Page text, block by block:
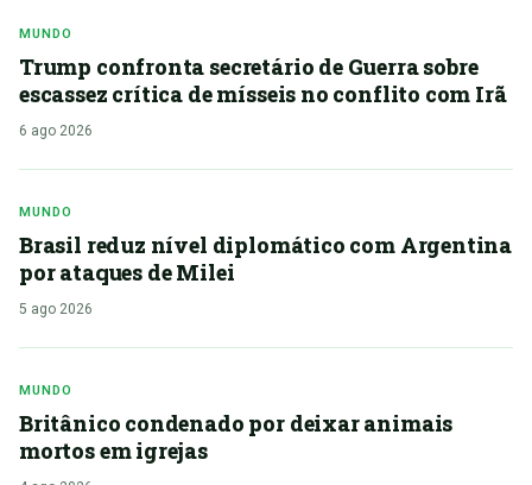
MUNDO
Trump confronta secretário de Guerra sobre
escassez crítica de mísseis no conflito com Irã
6 ago 2026
MUNDO
Brasil reduz nível diplomático com Argentina
por ataques de Milei
5 ago 2026
MUNDO
Britânico condenado por deixar animais
mortos em igrejas